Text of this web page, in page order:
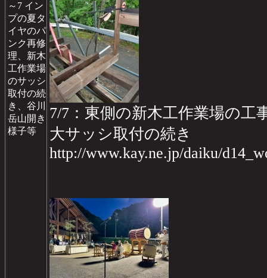
～7 イン
プの夏タ
イヤのパ
ンク再修
理、新木
工作業場
のサッシ
取付の続
き、谷川
岳山開き
様子等
7/7：東側の新木工作業場の工
大サッシ取付の続き
http://www.kay.ne.jp/daiku/